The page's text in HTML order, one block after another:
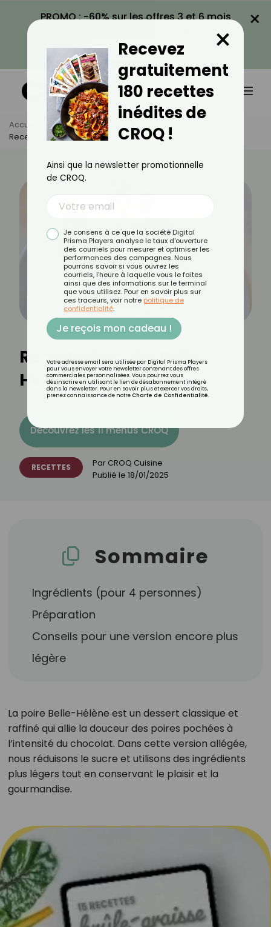
PROMO : -60% sur les offres 3 et 6 mois
VOIR LA PROMO
×
Accueil Actus
Recettes
Recette De Poire Belle-Hélène Allégée
Recette de poire Belle-
Hélène allégée
Découvrez les 11 menus CROQ
RECETTES Par CROQ Cuisine
Publié le 18/01/2025
Sommaire
Ingrédients (pour 4 personnes)
Préparation
Conseils pour une version encore plus
légère
La poire Belle-Hélène est un dessert classique et
raffiné qui allie la douceur des poires pochées à
l’intensité du chocolat. Dans cette version allégée,
nous réduisons le sucre et utilisons des ingrédients
plus légers tout en conservant le plaisir et la
gourmandise.
Recevez
gratuitement
180 recettes
inédites de
CROQ !
×
Ainsi que la newsletter promotionnelle
de CROQ.
Je consens à ce que la société Digital
Prisma Players analyse le taux d'ouverture
des courriels pour mesurer et optimiser les
performances des campagnes. Nous
pourrons savoir si vous ouvrez les
courriels, l'heure à laquelle vous le faites
ainsi que des informations sur le terminal
que vous utilisez. Pour en savoir plus sur
ces traceurs, voir notre politique de
confidentialité.
Je reçois mon cadeau !
Votre adresse email sera utilisée par Digital Prisma Players
pour vous envoyer votre newsletter contenant des offres
commerciales personnalisées. Vous pourrez vous
désinscrire en utilisant le lien de désabonnement intégré
dans la newsletter. Pour en savoir plus et exercer vos droits,
prenez connaissance de notre Charte de Confidentialité.